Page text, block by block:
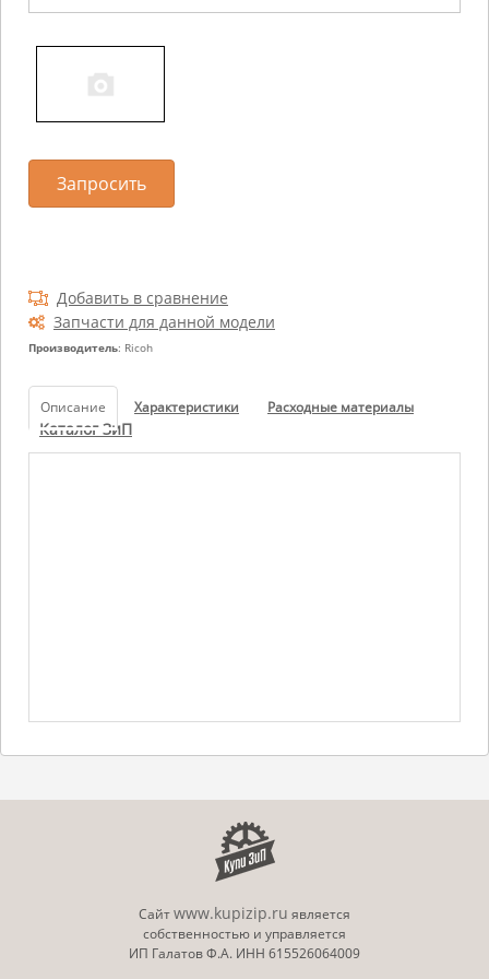
Добавить в сравнение
Запчасти для данной модели
Производитель: Ricoh
Запросить
Описание Характеристики Расходные материалы
Каталог ЗиП
Сайтwww.kupizip.ru является
собственностью и управляется
ИП Галатов Ф.А. ИНН 615526064009